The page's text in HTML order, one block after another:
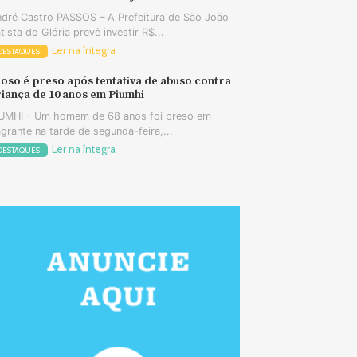
Castro PASSOS – A Prefeitura de São João
do Glória prevê investir R$...
Ler na íntegra
é preso após tentativa de abuso contra
de 10 anos em Piumhi
- Um homem de 68 anos foi preso em
na tarde de segunda-feira,...
Ler na íntegra